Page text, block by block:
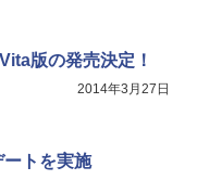
「信長の野望・創造」PlayStation Vita版の発売決定！
2014年3月27日
ートを実施